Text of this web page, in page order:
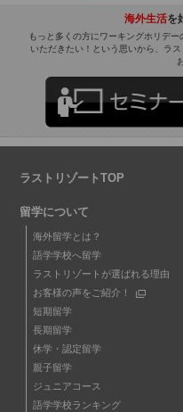
海外生活を
もっと多くの方にワーキングホリデ
いただきたい！という思いから、ラ
ラストリゾートTOP
留学について
海外留学とは？
語学学校へ留学
ラストリゾートが選ばれる理由
お客様の声をご紹介！
短期留学
長期留学
休学・認定留学
親子留学
ジュニアコース
語学学校ランキング